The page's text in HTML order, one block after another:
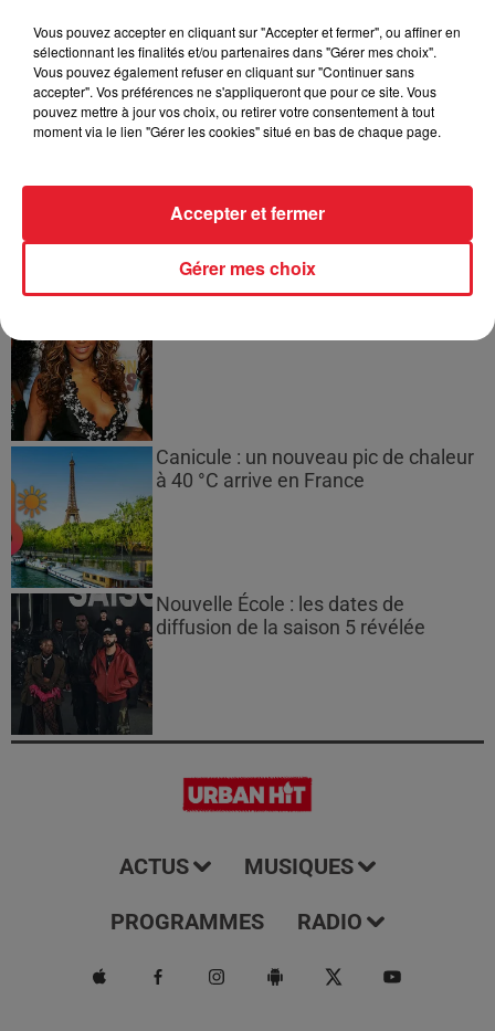
gazole et SP95-E10 au-dessus de...
Shirley, son « neveu » tragiquement...
Canicule : un nouveau pic de chaleur
à 40 °C arrive en France
Nouvelle École : les dates de
diffusion de la saison 5 révélée
ACTUS MUSIQUES
PROGRAMMES RADIO
Vous pouvez accepter en cliquant sur "Accepter et fermer", ou affiner en
sélectionnant les finalités et/ou partenaires dans "Gérer mes choix".
Vous pouvez également refuser en cliquant sur "Continuer sans
accepter". Vos préférences ne s'appliqueront que pour ce site. Vous
pouvez mettre à jour vos choix, ou retirer votre consentement à tout
moment via le lien "Gérer les cookies" situé en bas de chaque page.
Gérer mes choix
Accepter et fermer